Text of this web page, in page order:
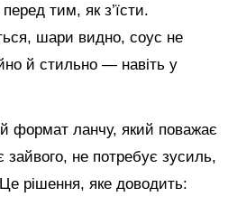
тим, як з’їсти.
шари видно, соус не
й стильно — навіть у
формат ланчу, який поважає
не потребує зусиль,
рішення, яке доводить: